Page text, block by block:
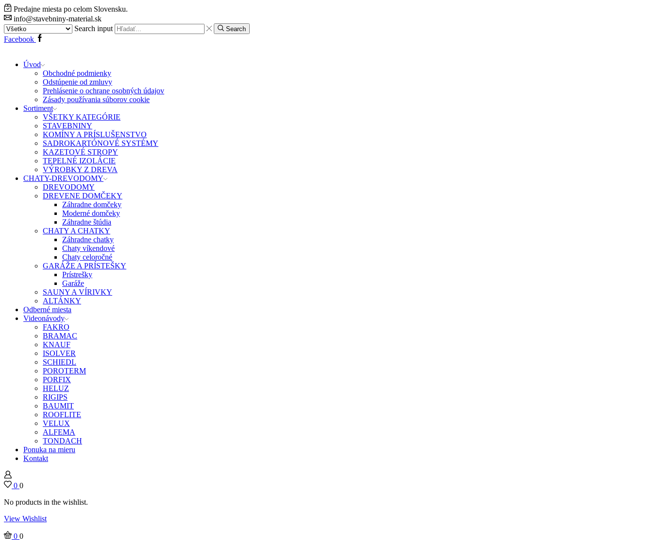
Predajne miesta po celom Slovensku.
info@stavebniny-material.sk
Search input
Search
Facebook
Úvod
Obchodné podmienky
Odstúpenie od zmluvy
Prehlásenie o ochrane osobných údajov
Zásady používania súborov cookie
Sortiment
VŠETKY KATEGÓRIE
STAVEBNINY
KOMÍNY A PRÍSLUŠENSTVO
SADROKARTÓNOVÉ SYSTÉMY
KAZETOVÉ STROPY
TEPELNÉ IZOLÁCIE
VÝROBKY Z DREVA
CHATY-DREVODOMY
DREVODOMY
DREVENE DOMČEKY
Záhradne domčeky
Moderné domčeky
Záhradne štúdia
CHATY A CHATKY
Záhradne chatky
Chaty víkendové
Chaty celoročné
GARÁŽE A PRÍSTEŠKY
Prístrešky
Garáže
SAUNY A VÍRIVKY
ALTÁNKY
Odberné miesta
Videonávody
FAKRO
BRAMAC
KNAUF
ISOLVER
SCHIEDL
POROTERM
PORFIX
HELUZ
RIGIPS
BAUMIT
ROOFLITE
VELUX
ALFEMA
TONDACH
Ponuka na mieru
Kontakt
0 0
No products in the wishlist.
View Wishlist
0 0